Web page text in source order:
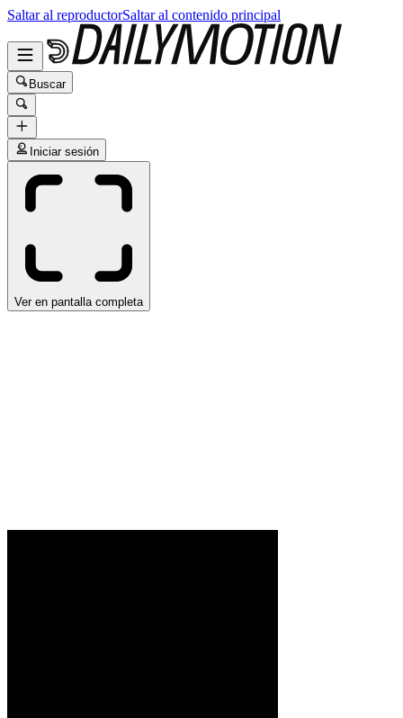
Saltar al reproductorSaltar al contenido principal
Buscar
Iniciar sesión
Ver en pantalla completa